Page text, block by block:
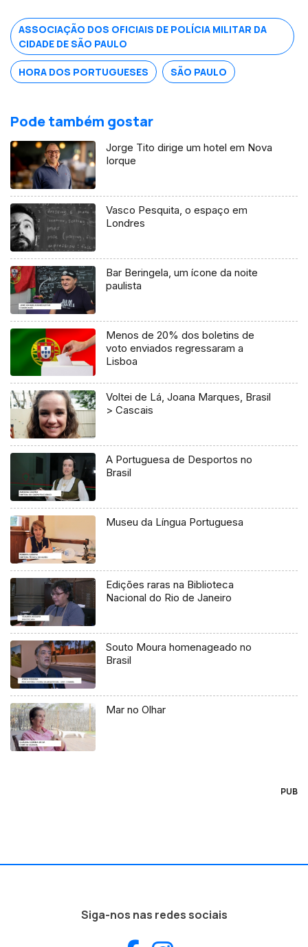
ASSOCIAÇÃO DOS OFICIAIS DE POLÍCIA MILITAR DA
CIDADE DE SÃO PAULO
HORA DOS PORTUGUESES SÃO PAULO
Pode também gostar
Jorge Tito dirige um hotel em Nova
Iorque
Vasco Pesquita, o espaço em
Londres
Bar Beringela, um ícone da noite
paulista
Menos de 20% dos boletins de
voto enviados regressaram a
Lisboa
Voltei de Lá, Joana Marques, Brasil
> Cascais
A Portuguesa de Desportos no
Brasil
Museu da Língua Portuguesa
Edições raras na Biblioteca
Nacional do Rio de Janeiro
Souto Moura homenageado no
Brasil
Mar no Olhar
PUB
Siga-nos nas redes sociais